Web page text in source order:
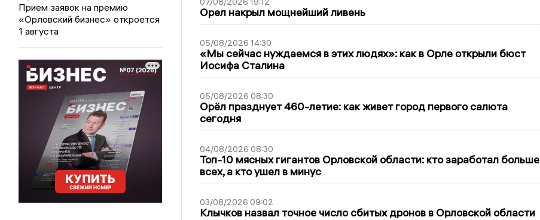
Прием заявок на премию
«Орловский бизнес» откроется
1 августа
Орел накрыл мощнейший ливень
05/08/2026 14:30
«Мы сейчас нуждаемся в этих людях»: как в Орле открыли бюст
Иосифа Сталина
05/08/2026 08:30
Орёл празднует 460-летие: как живет город первого салюта
сегодня
04/08/2026 08:30
Топ-10 мясных гигантов Орловской области: кто заработал больше
всех, а кто ушел в минус
03/08/2026 09:02
Клычков назвал точное число сбитых дронов в Орловской области